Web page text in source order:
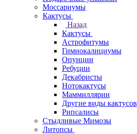
Моссариумы
Кактусы
Назад
Кактусы
Астрофитумы
Гимнокалициумы
Опунции
Ребуции
Декабристы
Нотокактусы
Маммиллярии
Другие виды кактусов
Рипсалисы
Стыдливые Мимозы
Литопсы